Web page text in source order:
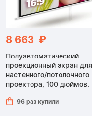
8 663 ₽
Полуавтоматический
проекционный экран для
настенного/потолочного
проектора, 100 дюймов.
96 раз купили